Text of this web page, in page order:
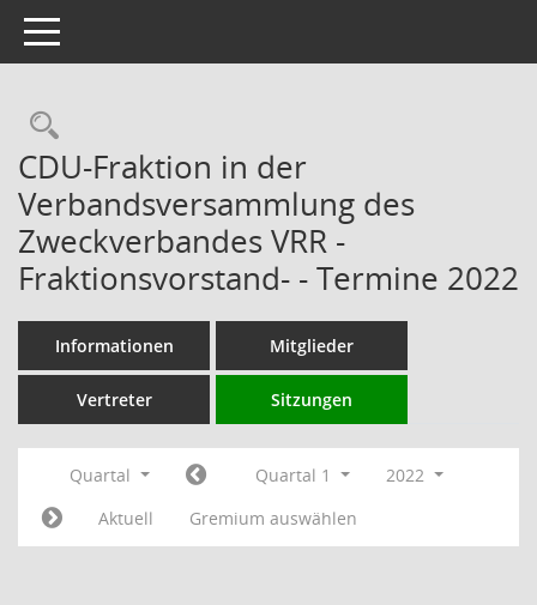
Toggle navigation
Rechercheauswahl
CDU-Fraktion in der
Verbandsversammlung des
Zweckverbandes VRR -
Fraktionsvorstand- - Termine 2022
Informationen Mitglieder
Vertreter Sitzungen
Quartal Quartal 1
2022
Aktuell
Gremium auswählen